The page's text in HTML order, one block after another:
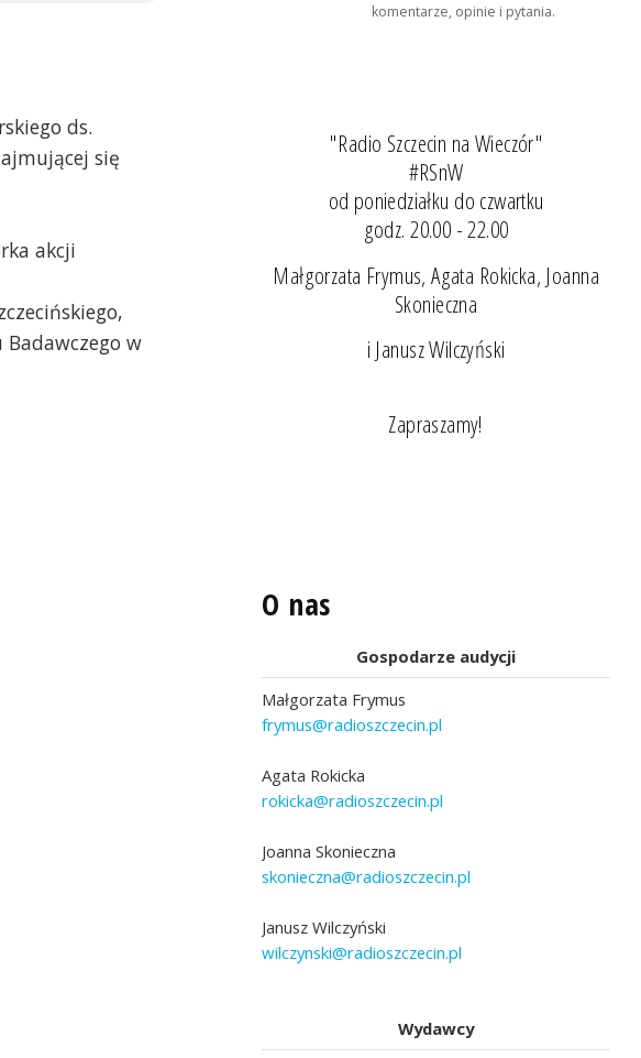
ds.
się
akcji
w
komentarze, opinie i pytania.
"Radio Szczecin na Wieczór"
#RSnW
od poniedziałku do czwartku
godz. 20.00 - 22.00
Małgorzata Frymus, Agata Rokicka, Joanna
Skonieczna
i Janusz Wilczyński
Zapraszamy!
O nas
Gospodarze audycji
Małgorzata Frymus
frymus@radioszczecin.pl
Agata Rokicka
rokicka@radioszczecin.pl
Joanna Skonieczna
skonieczna@radioszczecin.pl
Janusz Wilczyński
wilczynski@radioszczecin.pl
Wydawcy